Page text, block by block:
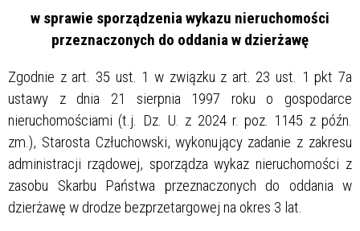
w sprawie sporządzenia wykazu nieruchomości
przeznaczonych do oddania w dzierżawę
Zgodnie z art. 35 ust. 1 w związku z art. 23 ust. 1 pkt 7a
ustawy z dnia 21 sierpnia 1997 roku o gospodarce
nieruchomościami (t.j. Dz. U. z 2024 r. poz. 1145 z późn.
zm.), Starosta Człuchowski, wykonujący zadanie z zakresu
administracji rządowej, sporządza wykaz nieruchomości z
zasobu Skarbu Państwa przeznaczonych do oddania w
dzierżawę w drodze bezprzetargowej na okres 3 lat.